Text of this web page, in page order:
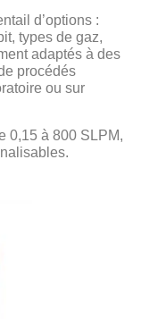
d’options :
types de gaz,
adaptés à des
procédés
ou sur
0,15 à 800 SLPM,